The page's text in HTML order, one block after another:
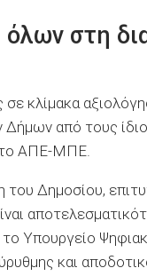
στη
κλίμακα
από τους
ΑΠΕ-ΜΠΕ.
του Δημοσίου,
Υπουργείο
και